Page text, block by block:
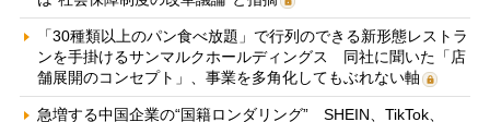
「30種類以上のパン食べ放題」で行列のできる新形態レストラ
ンを手掛けるサンマルクホールディングス 同社に聞いた「店
舗展開のコンセプト」、事業を多角化してもぶれない軸
急増する中国企業の“国籍ロンダリング” SHEIN、TikTok、